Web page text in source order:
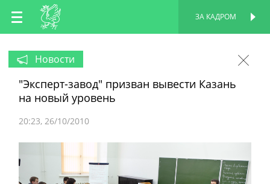
RU
EN
ЗА КАДРОМ
Новости
"Эксперт-завод" призван вывести Казань
на новый уровень
20:23 26/10/2010
ПЕРСОНАЛЬНАЯ